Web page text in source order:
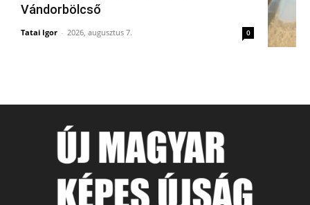
Vándorbölcső
Tatai Igor - 2026, augusztus 7. 0